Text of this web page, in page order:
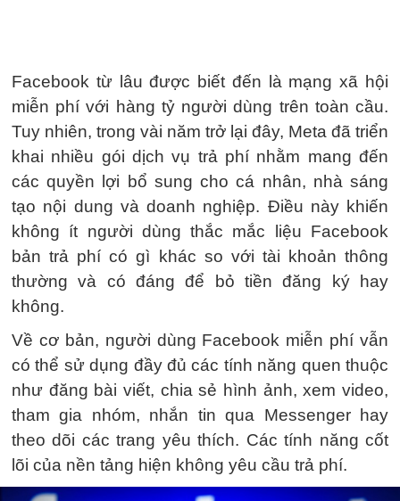
Facebook từ lâu được biết đến là mạng xã hội
miễn phí với hàng tỷ người dùng trên toàn cầu.
Tuy nhiên, trong vài năm trở lại đây, Meta đã triển
khai nhiều gói dịch vụ trả phí nhằm mang đến
các quyền lợi bổ sung cho cá nhân, nhà sáng
tạo nội dung và doanh nghiệp. Điều này khiến
không ít người dùng thắc mắc liệu Facebook
bản trả phí có gì khác so với tài khoản thông
thường và có đáng để bỏ tiền đăng ký hay
không.
Về cơ bản, người dùng Facebook miễn phí vẫn
có thể sử dụng đầy đủ các tính năng quen thuộc
như đăng bài viết, chia sẻ hình ảnh, xem video,
tham gia nhóm, nhắn tin qua Messenger hay
theo dõi các trang yêu thích. Các tính năng cốt
lõi của nền tảng hiện không yêu cầu trả phí.